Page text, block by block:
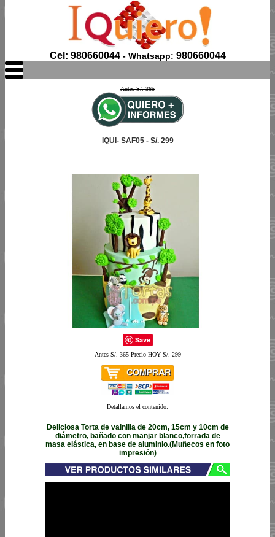
Cel: 980660044- Whatsapp: 980660044
Antes S/. 365
IQUI- SAF05 - S/. 299
Save
AntesS/. 365Precio HOY S/. 299
Detallamos el contenido:
Deliciosa Torta de vainilla de 20cm, 15cm y 10cm de
diámetro, bañado con manjar blanco,forrada de
masa elástica, en base de aluminio.(Muñecos en foto
impresión)